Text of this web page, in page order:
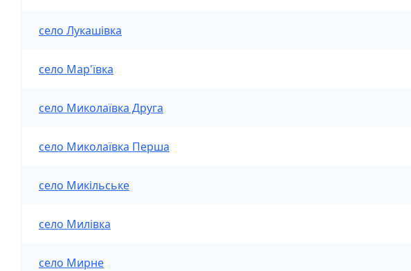
село Лукашівка
село Мар'ївка
село Миколаївка Друга
село Миколаївка Перша
село Микільське
село Милівка
село Мирне